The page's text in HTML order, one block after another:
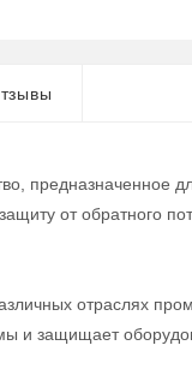
предназначенное
от обратного
отраслях
и защищает